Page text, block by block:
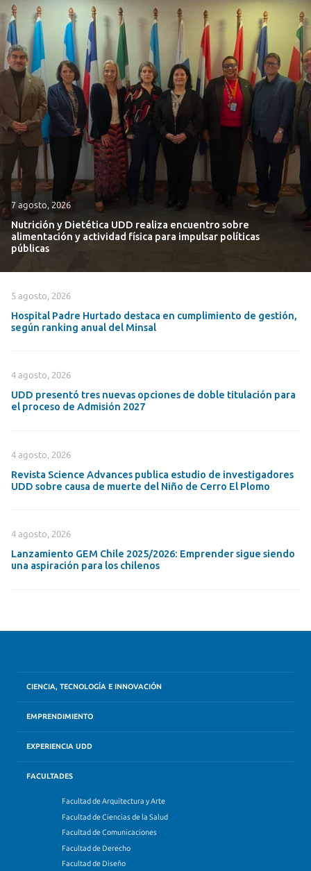
7 agosto, 2026
Nutrición y Dietética UDD realiza encuentro sobre
alimentación y actividad física para impulsar políticas
públicas
5 agosto, 2026
Hospital Padre Hurtado destaca en cumplimiento de gestión,
según ranking anual del Minsal
4 agosto, 2026
UDD presentó tres nuevas opciones de doble titulación para
el proceso de Admisión 2027
4 agosto, 2026
Revista Science Advances publica estudio de investigadores
UDD sobre causa de muerte del Niño de Cerro El Plomo
4 agosto, 2026
Lanzamiento GEM Chile 2025/2026: Emprender sigue siendo
una aspiración para los chilenos
CIENCIA, TECNOLOGÍA E INNOVACIÓN
EMPRENDIMIENTO
EXPERIENCIA UDD
FACULTADES
Facultad de Arquitectura y Arte
Facultad de Ciencias de la Salud
Facultad de Comunicaciones
Facultad de Derecho
Facultad de Diseño